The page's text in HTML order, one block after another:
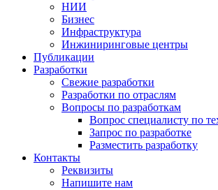
НИИ
Бизнес
Инфраструктура
Инжиниринговые центры
Публикации
Разработки
Свежие разработки
Разработки по отраслям
Вопросы по разработкам
Вопрос специалисту по
Запрос по разработке
Разместить разработку
Контакты
Реквизиты
Напишите нам